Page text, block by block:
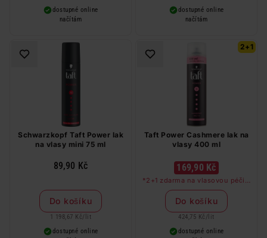
dostupné online
načítám
dostupné online
načítám
Schwarzkopf Taft Power lak
na vlasy mini 75 ml
89,90 Kč
Do košíku
1 198,67 Kč/ lit
dostupné online
2+1
Taft Power Cashmere lak na
vlasy 400 ml
169,90 Kč
*2+1 zdarma na vlasovou péči v
libovolné kombinaci, nejlevnější
produkt zdarma. Neplatí na
barvy na vlasy a cestovní balení.
Do košíku
424,75 Kč / lit
dostupné online